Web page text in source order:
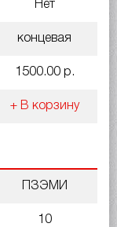
Нет
концевая
1500.00 р.
+ В корзину
ПЗЭМИ
10